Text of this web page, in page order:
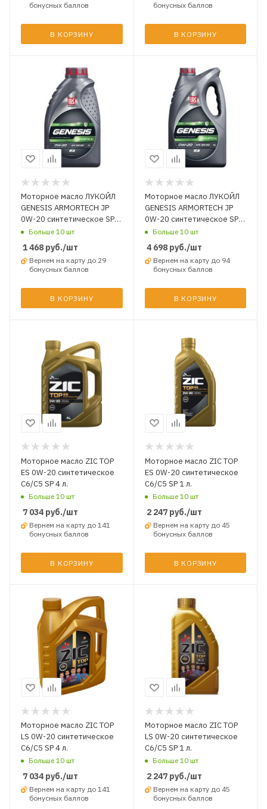
бонусных баллов
В КОРЗИНУ
бонусных баллов
В КОРЗИНУ
Моторное масло ЛУКОЙЛ
GENESIS ARMORTECH JP
0W-20 синтетическое SP-
RC 1 л.
Больше 10 шт
1 468 руб./шт
Вернем на карту до 29
бонусных баллов
В КОРЗИНУ
Моторное масло ЛУКОЙЛ
GENESIS ARMORTECH JP
0W-20 синтетическое SP-
RC 4 л.
Больше 10 шт
4 698руб./шт
Вернем на карту до 94
бонусных баллов
В КОРЗИНУ
Моторное масло ZIC TOP
ES 0W-20 синтетическое
C6/C5 SP 4 л.
Больше 10 шт
7 034 руб./шт
Вернем на карту до 141
бонусных баллов
В КОРЗИНУ
Моторное масло ZIC TOP
ES 0W-20 синтетическое
C6/C5 SP 1 л.
Больше 10 шт
2 247руб./шт
Вернем на карту до 45
бонусных баллов
В КОРЗИНУ
Моторное масло ZIC TOP
LS 0W-20 синтетическое
C6/C5 SP 4 л.
Больше 10 шт
7 034 руб./шт
Вернем на карту до 141
бонусных баллов
Моторное масло ZIC TOP
LS 0W-20 синтетическое
C6/C5 SP 1 л.
Больше 10 шт
2 247руб./шт
Вернем на карту до 45
бонусных баллов